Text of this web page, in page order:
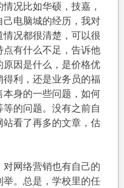
况比如华硕，技嘉，
电脑城的经历，我对
况都很清楚，可以很
有什么不足，告诉他
因是什么，是价格优
利，还是业务员的福
身的一些问题，如何
的问题。没有之前自
看了再多的文章，估
网络营销也有自己的
举。总是，学校里的任